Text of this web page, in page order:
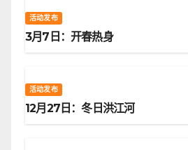
活动发布
3月7日：开春热身
活动发布
12月27日：冬日洪江河